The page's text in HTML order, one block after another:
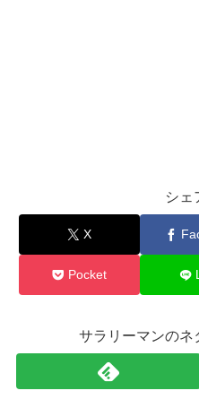
シェ
X
Pocket
サラリーマンのネ